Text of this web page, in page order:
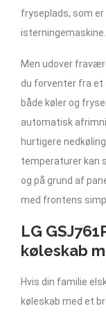
fryseplads, som
isterningemaskine.
Men udover
du forventer fra et
både køler og
automatisk
hurtigere
temperaturer kan
og på grund af
med frontens
LG
køleskab
Hvis din familie
køleskab med et